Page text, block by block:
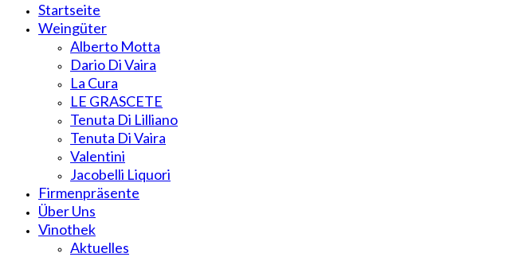
Startseite
Weingüter
Alberto Motta
Dario Di Vaira
La Cura
LE GRASCETE
Tenuta Di Lilliano
Tenuta Di Vaira
Valentini
Jacobelli Liquori
Firmenpräsente
Über Uns
Vinothek
Aktuelles